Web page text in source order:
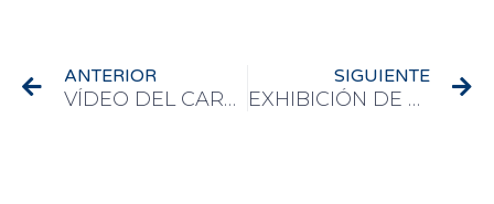
ANTERIOR
VÍDEO DEL CARNAVAL 2019
SIGUIENTE
EXHIBICIÓN DE PATINAJE